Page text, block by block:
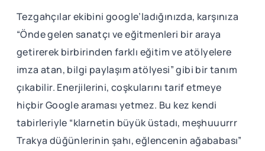
Tezgahçılar ekibini google’ladığınızda, karşınıza
“Önde gelen sanatçı ve eğitmenleri bir araya
getirerek birbirinden farklı eğitim ve atölyelere
imza atan, bilgi paylaşım atölyesi” gibi bir tanım
çıkabilir. Enerjilerini, coşkularını tarif etmeye
hiçbir Google araması yetmez. Bu kez kendi
tabirleriyle “klarnetin büyük üstadı, meşhuuurrr
Trakya düğünlerinin şahı, eğlencenin ağababası”